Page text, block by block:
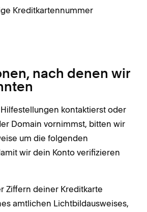
Kreditkartennummer
nach denen wir
kontaktierst oder
Domain vornimmst, bitten wir
um die folgenden
wir dein Konto verifizieren
Ziffern deiner Kreditkarte
amtlichen Lichtbildausweises,